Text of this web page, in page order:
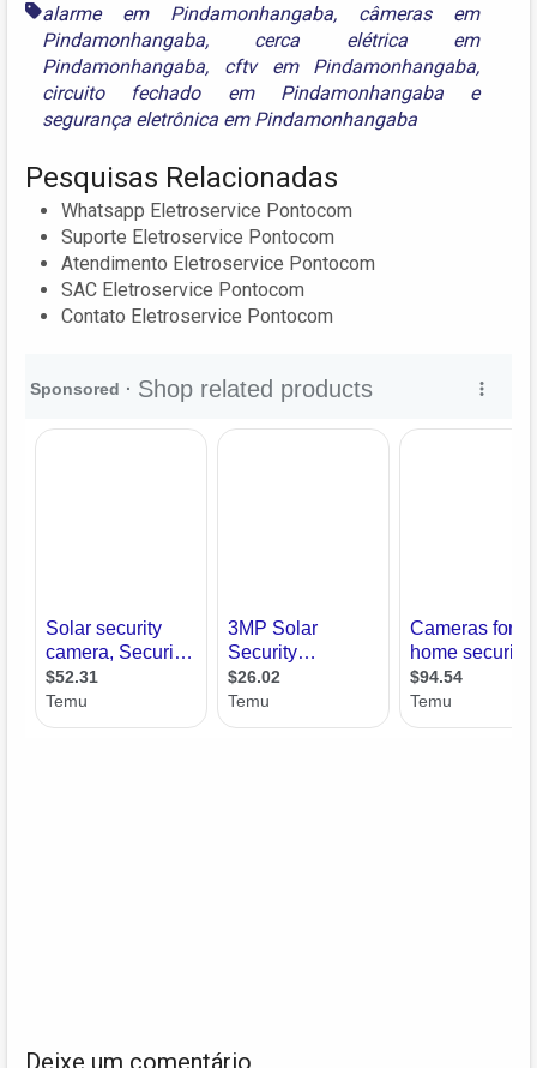
alarme em Pindamonhangaba, câmeras em
Pindamonhangaba, cerca elétrica em
Pindamonhangaba, cftv em Pindamonhangaba,
circuito fechado em Pindamonhangaba e
segurança eletrônica em Pindamonhangaba
Pesquisas Relacionadas
Whatsapp Eletroservice Pontocom
Suporte Eletroservice Pontocom
Atendimento Eletroservice Pontocom
SAC Eletroservice Pontocom
Contato Eletroservice Pontocom
Deixe um comentário